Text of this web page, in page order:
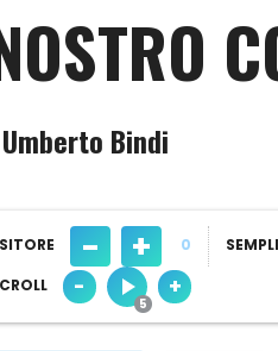
Umberto Bindi
- + 0
- +